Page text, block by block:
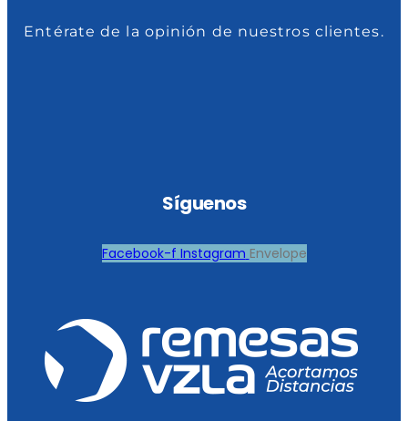
Entérate de la opinión de nuestros clientes.
Síguenos
Facebook-f Instagram Envelope